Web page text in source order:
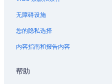
无障碍设施
您的隐私选择
内容指南和报告内容
帮助